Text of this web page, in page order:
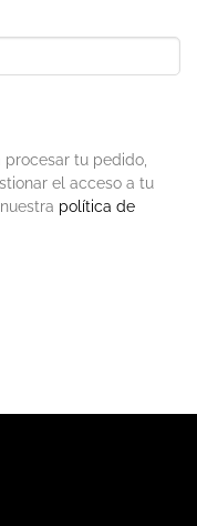
tu pedido,
el acceso a tu
política de